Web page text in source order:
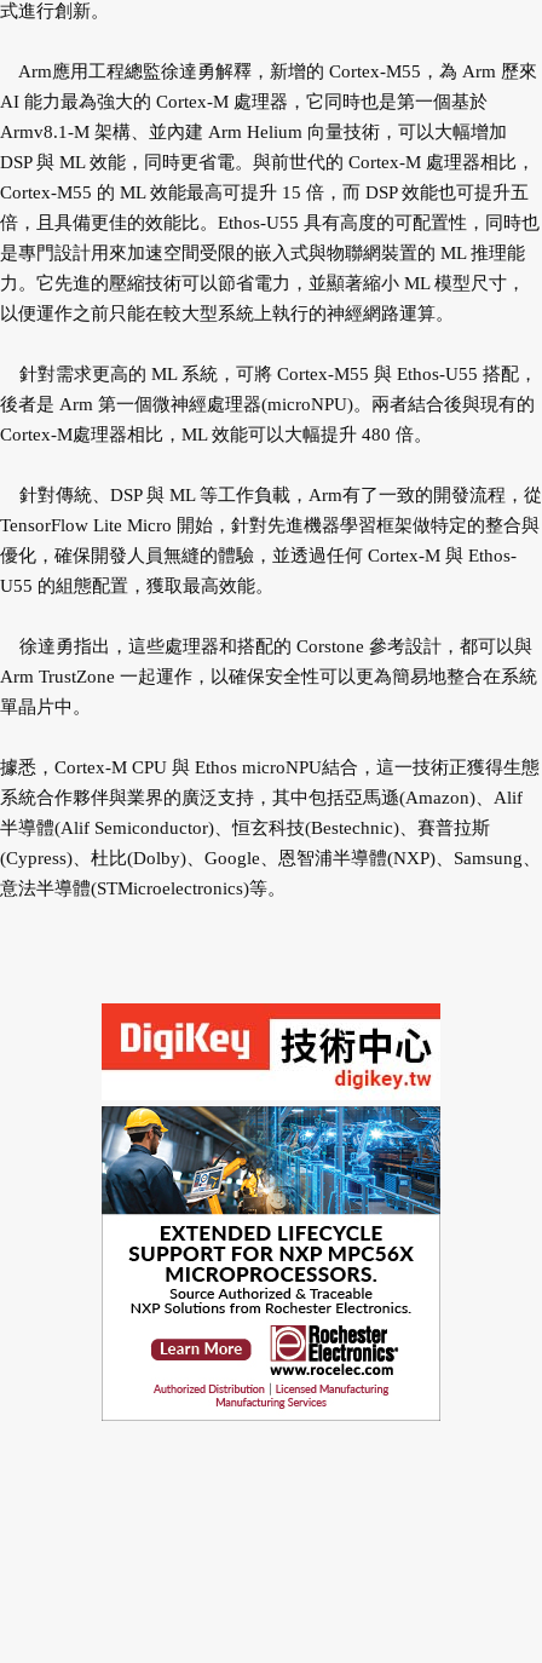
式進行創新。
Arm應用工程總監徐達勇解釋，新增的 Cortex-M55，為 Arm 歷來
AI 能力最為強大的 Cortex-M 處理器，它同時也是第一個基於
Armv8.1-M 架構、並內建 Arm Helium 向量技術，可以大幅增加
DSP 與 ML 效能，同時更省電。與前世代的 Cortex-M 處理器相比，
Cortex-M55 的 ML 效能最高可提升 15 倍，而 DSP 效能也可提升五
倍，且具備更佳的效能比。Ethos-U55 具有高度的可配置性，同時也
是專門設計用來加速空間受限的嵌入式與物聯網裝置的 ML 推理能
力。它先進的壓縮技術可以節省電力，並顯著縮小 ML 模型尺寸，
以便運作之前只能在較大型系統上執行的神經網路運算。
針對需求更高的 ML 系統，可將 Cortex-M55 與 Ethos-U55 搭配，
後者是 Arm 第一個微神經處理器(microNPU)。兩者結合後與現有的
Cortex-M處理器相比，ML 效能可以大幅提升 480 倍。
針對傳統、DSP 與 ML 等工作負載，Arm有了一致的開發流程，從
TensorFlow Lite Micro 開始，針對先進機器學習框架做特定的整合與
優化，確保開發人員無縫的體驗，並透過任何 Cortex-M 與 Ethos-
U55 的組態配置，獲取最高效能。
徐達勇指出，這些處理器和搭配的 Corstone 參考設計，都可以與
Arm TrustZone 一起運作，以確保安全性可以更為簡易地整合在系統
單晶片中。
據悉，Cortex-M CPU 與 Ethos microNPU結合，這一技術正獲得生態
系統合作夥伴與業界的廣泛支持，其中包括亞馬遜(Amazon)、Alif
半導體(Alif Semiconductor)、恒玄科技(Bestechnic)、賽普拉斯
(Cypress)、杜比(Dolby)、Google、恩智浦半導體(NXP)、Samsung、
意法半導體(STMicroelectronics)等。